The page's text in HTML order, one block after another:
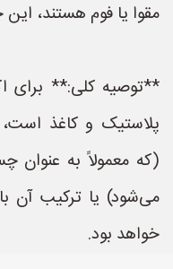
مقوا یا فوم هستند،
**توصیه کلی:** برای
پلاستیک و کاغذ
(که معمولاً به عنوان
می‌شود) یا ترکیب آن
خواهد بود.